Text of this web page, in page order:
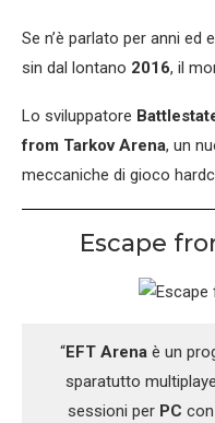
Se n’è parlato per anni ed
sin dal lontano 2016, il
Lo sviluppatore
from Tarkov Arena, un
meccaniche di gioco
Escape
“EFT Arena è un
sparatutto
sessioni per PC